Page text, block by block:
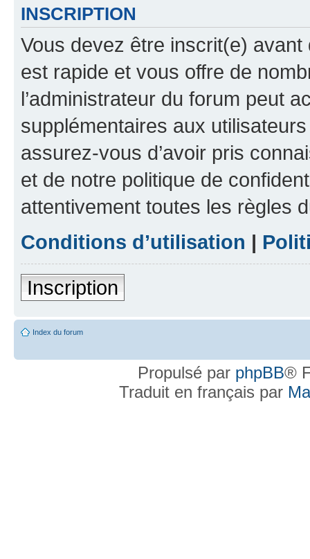
INSCRIPTION
Vous devez être inscrit(e) avant
est rapide et vous offre de
l’administrateur du forum peut
supplémentaires aux
assurez-vous d’avoir pris
et de notre politique de
attentivement toutes les règles
Conditions d’utilisation |
Inscription
Index du forum
Propulsé par phpBB®
Traduit en français par